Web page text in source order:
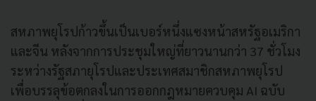
สหภาพยุโรปก้าวขึ้นเป็นเบอร์หนึ่งแซงหน้าสหรัฐอเมริกา
และจีน หลังจากการประชุมใหญ่ที่ยาวนานกว่า 37 ชั่วโมง
ระหว่างรัฐสภายุโรปและประเทศสมาชิกสหภาพยุโรป
เพื่อบรรลุข้อตกลงในการออกกฎหมายควบคุม AI ฉบับ